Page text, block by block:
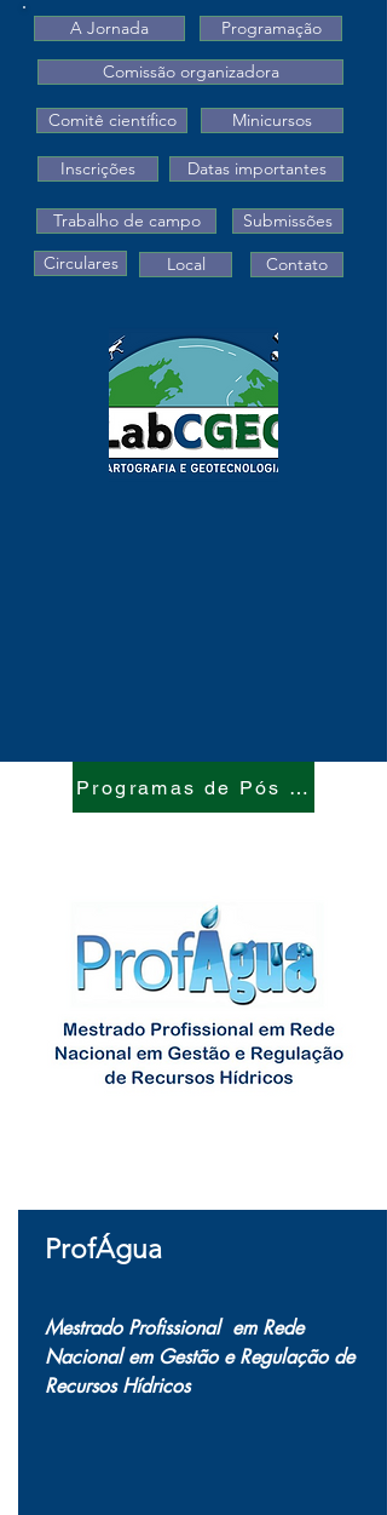
A Jornada
Programação
Comissão organizadora
Comitê científico Minicursos
Inscrições Datas importantes
Trabalho de campo
Circulares
Local
Submissões
Contato
Programas de Pós
ProfÁgua
Mestrado Profissional em Rede
Nacional em Gestão e Regulação de
Recursos Hídricos